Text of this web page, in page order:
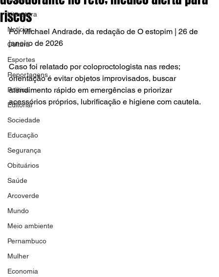
Literatura
Notícias
Cultura
Esportes
Reportagens
Política
Editorial
Sociedade
Educação
Segurança
Obituários
Saúde
Arcoverde
Mundo
Meio ambiente
Pernambuco
Mulher
Economia
riscos
Por Michael Andrade, da redação de O estopim | 26 de
janeiro de 2026
Caso foi relatado por coloproctologista nas redes;
orientação é evitar objetos improvisados, buscar
atendimento rápido em emergências e priorizar
acessórios próprios, lubrificação e higiene com cautela.